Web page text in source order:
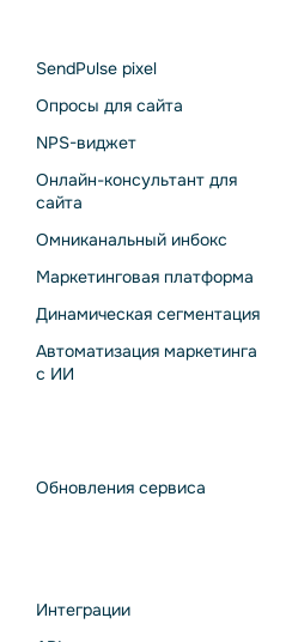
SendPulse pixel
Опросы для сайта
NPS-виджет
Онлайн-консультант для
сайта
Омниканальный инбокс
Маркетинговая платформа
Динамическая сегментация
Автоматизация маркетинга
с ИИ
Обновления сервиса
Интеграции